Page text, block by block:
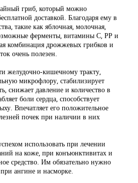
гриб, который можно
доставкой. Благодаря ему в
такие как яблочная, молочная,
ферменты, витамины С, РР и
комбинация дрожжевых грибков и
очень полезен.
желудочно-кишечному тракту,
микрофлору, стабилизирует
снижает давление и количество в
боли сердца, способствует
Впечатляет его положительное
почек при наличии в них
использовать при лечении
на коже, при конъюнктивитах и
средство. Им обязательно нужно
ангине и насморке.